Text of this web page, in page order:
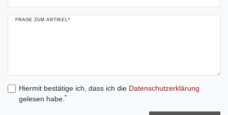
FRAGE ZUM ARTIKEL*
Hiermit bestätige ich, dass ich die Daten­schutz­erklärung
gelesen habe. *